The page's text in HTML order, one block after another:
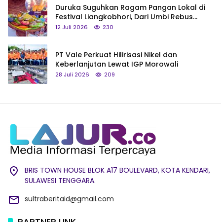
Duruka Suguhkan Ragam Pangan Lokal di
Festival Liangkobhori, Dari Umbi Rebus
hingga Tumpeng Beras Muna
12 Juli 2026 230
PT Vale Perkuat Hilirisasi Nikel dan
Keberlanjutan Lewat IGP Morowali
28 Juli 2026 209
BRIS TOWN HOUSE BLOK A17 BOULEVARD, KOTA KENDARI,
SULAWESI TENGGARA.
sultraberitaid@gmail.com